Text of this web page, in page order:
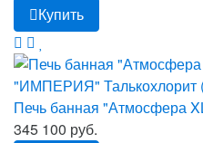
Купить
Печь банная "Атмосфера
345 100 руб.